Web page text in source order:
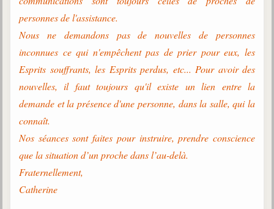
personnes de l'assistance.
Nous ne demandons pas de nouvelles de personnes
inconnues ce qui n'empêchent pas de prier pour eux, les
Esprits souffrants, les Esprits perdus, etc... Pour avoir des
nouvelles, il faut toujours qu'il existe un lien entre la
demande et la présence d'une personne, dans la salle, qui la
connaît.
Nos séances sont faites pour instruire, prendre conscience
que la situation d’un proche dans l’au-delà.
Fraternellement,
Catherine